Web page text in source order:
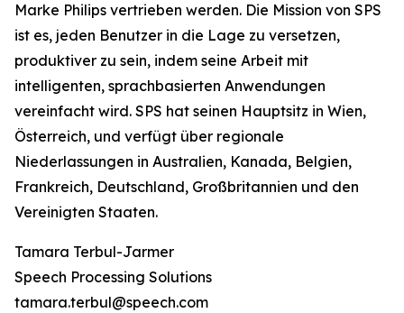
Marke Philips vertrieben werden. Die Mission von SPS
ist es, jeden Benutzer in die Lage zu versetzen,
produktiver zu sein, indem seine Arbeit mit
intelligenten, sprachbasierten Anwendungen
vereinfacht wird. SPS hat seinen Hauptsitz in Wien,
Österreich, und verfügt über regionale
Niederlassungen in Australien, Kanada, Belgien,
Frankreich, Deutschland, Großbritannien und den
Vereinigten Staaten.
Tamara Terbul-Jarmer
Speech Processing Solutions
tamara.terbul@speech.com